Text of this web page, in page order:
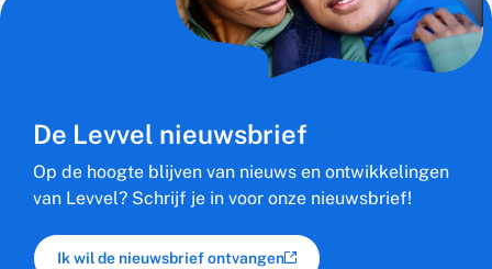
De Levvel nieuwsbrief
Op de hoogte blijven van nieuws en ontwikkelingen
van Levvel? Schrijf je in voor onze nieuwsbrief!
Ik wil de nieuwsbrief ontvangen
(externe link)